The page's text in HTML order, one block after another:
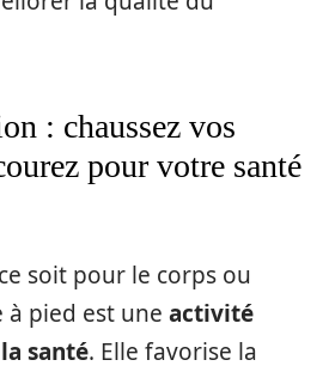
: chaussez vos
pour votre santé
soit pour le corps ou
à pied est une activité
santé. Elle favorise la